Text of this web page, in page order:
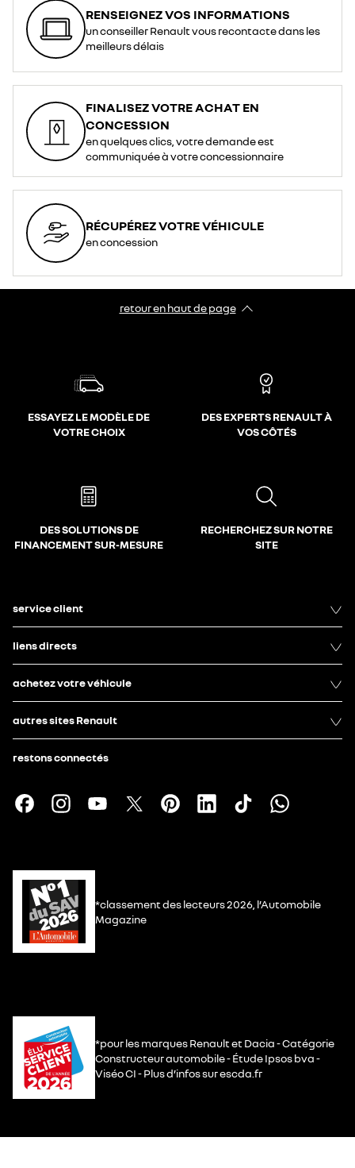
RENSEIGNEZ VOS INFORMATIONS
un conseiller Renault vous recontacte dans les
meilleurs délais
FINALISEZ VOTRE ACHAT EN
CONCESSION
en quelques clics, votre demande est
communiquée à votre concessionnaire
RÉCUPÉREZ VOTRE VÉHICULE
en concession
retour en haut de page​
ESSAYEZ LE MODÈLE DE
VOTRE CHOIX
DES EXPERTS RENAULT À
VOS CÔTÉS
DES SOLUTIONS DE
FINANCEMENT SUR-MESURE
RECHERCHEZ SUR NOTRE
SITE
service client
liens directs
achetez votre véhicule
autres sites Renault
restons connectés
*classement des lecteurs 2026, l’Automobile
Magazine
*pour les marques Renault et Dacia - Catégorie
Constructeur automobile - Étude Ipsos bva -
Viséo CI - Plus d’infos sur escda.fr